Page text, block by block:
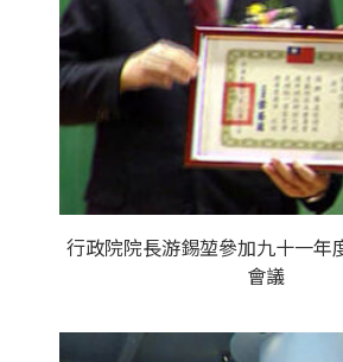
行政院院長游錫堃參加九十一年
會議